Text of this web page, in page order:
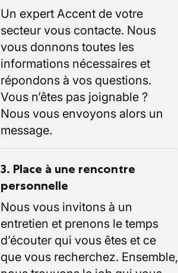
Un expert Accent de votre
secteur vous contacte. Nous
vous donnons toutes les
informations nécessaires et
répondons à vos questions.
Vous n’êtes pas joignable ?
Nous vous envoyons alors un
message.
3. Place à une rencontre
personnelle
Nous vous invitons à un
entretien et prenons le temps
d’écouter qui vous êtes et ce
que vous recherchez. Ensemble,